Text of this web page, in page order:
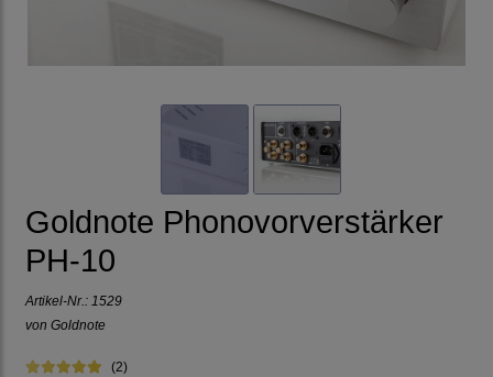
Goldnote Phonovorverstärker
PH-10
Artikel-Nr.: 1529
von Goldnote
(2)